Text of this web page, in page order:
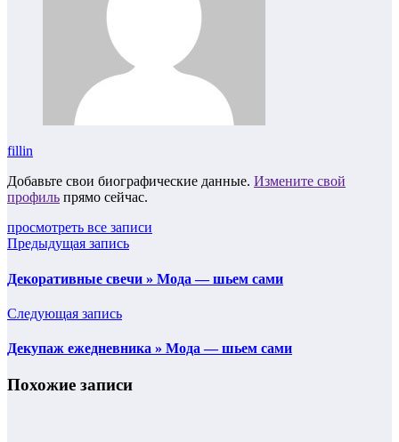
fillin
Добавьте свои биографические данные. Измените свой
профиль прямо сейчас.
просмотреть все записи
Предыдущая запись
Декоративные свечи » Мода — шьем сами
Следующая запись
Декупаж ежедневника » Мода — шьем сами
Похожие записи